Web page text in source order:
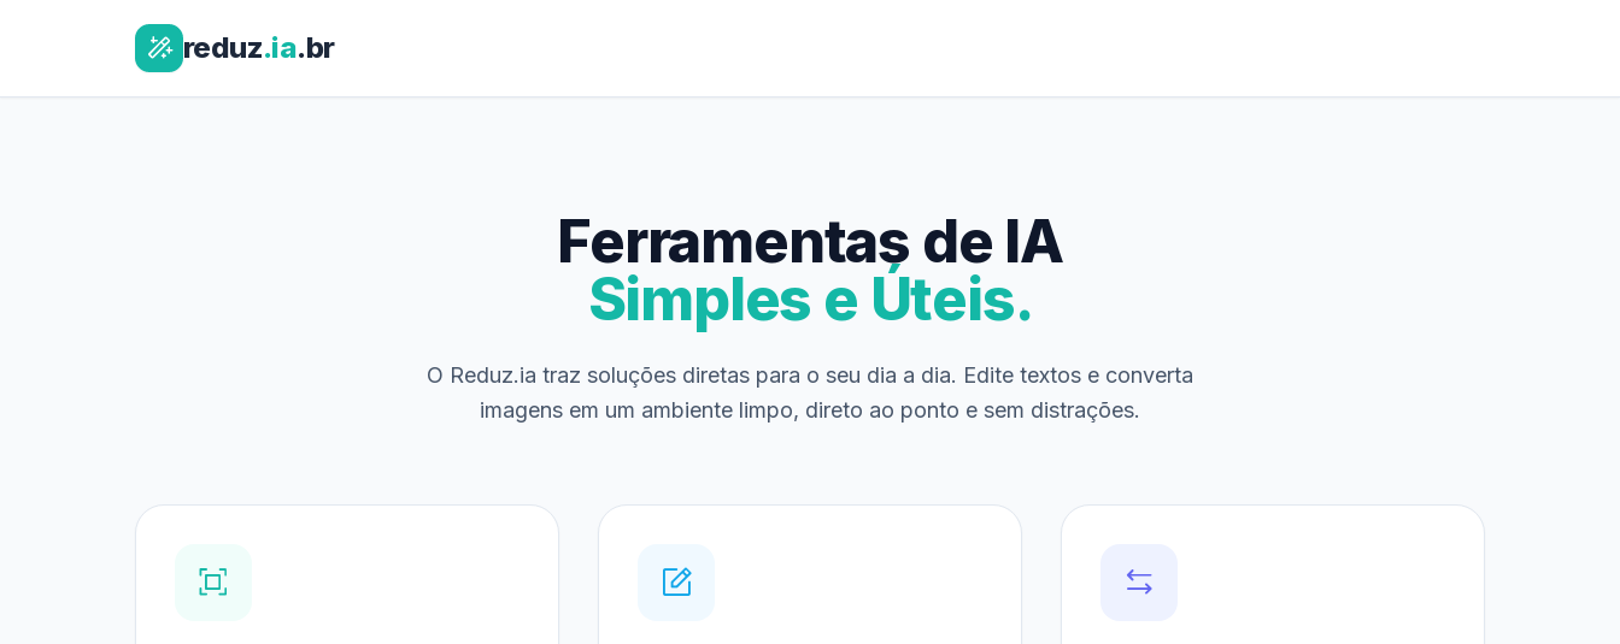
reduz.ia.br
Ferramentas de IA
Simples e Úteis.
O Reduz.ia traz soluções diretas para o seu dia a dia. Edite textos e converta
imagens em um ambiente limpo, direto ao ponto e sem distrações.